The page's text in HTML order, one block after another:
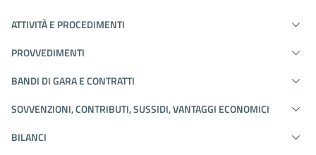
ATTIVITÀ E PROCEDIMENTI
PROVVEDIMENTI
BANDI DI GARA E CONTRATTI
SOVVENZIONI, CONTRIBUTI, SUSSIDI, VANTAGGI ECONOMICI
BILANCI